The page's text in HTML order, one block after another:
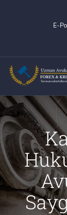
E-